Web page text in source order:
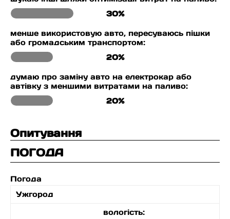
30%
менше використовую авто, пересуваюсь пішки
або громадським транспортом:
20%
думаю про заміну авто на електрокар або
автівку з меншими витратами на паливо:
20%
Опитування
ПОГОДА
Погода
Ужгород
вологість: